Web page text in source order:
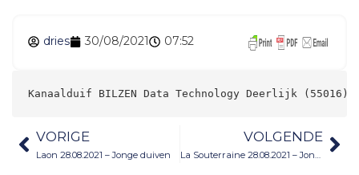
dries 30/08/2021 07:52
Kanaalduif BILZEN Data Technology Deerlijk (55016)
VORIGE
Laon 28.08.2021 – Jonge duiven
VOLGENDE
La Souterraine 28.08.2021 – Jonge duiven